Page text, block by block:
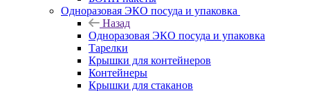
Одноразовая ЭКО посуда и упаковка
Назад
Одноразовая ЭКО посуда и упаковка
Тарелки
Крышки для контейнеров
Контейнеры
Крышки для стаканов